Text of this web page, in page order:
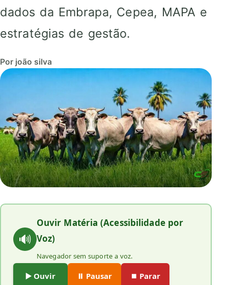
dados da Embrapa, Cepea, MAPA e
estratégias de gestão.
Por joão silva
🔊
Ouvir Matéria (Acessibilidade por
Voz)
Navegador sem suporte a voz.
▶️ Ouvir ⏸️ Pausar ⏹️ Parar